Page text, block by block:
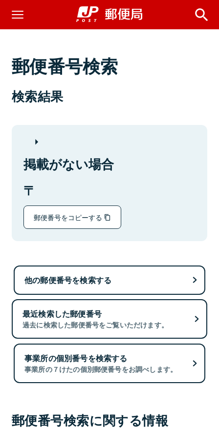
郵便番号検索
検索結果
掲載がない場合
郵便番号をコピーする
他の郵便番号を検索する
最近検索した郵便番号
過去に検索した郵便番号をご覧いただけます。
事業所の個別番号を検索する
事業所の７けたの個別郵便番号をお調べします。
郵便番号検索に関する情報